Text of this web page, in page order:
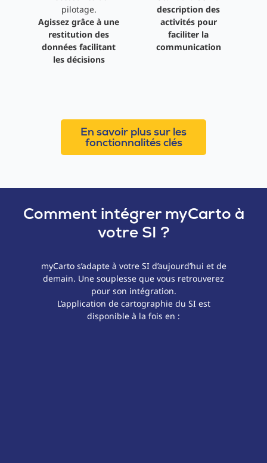
pilotage.
Agissez grâce à une
restitution des
données facilitant
les décisions
description des
activités pour
faciliter la
communication
En savoir plus sur les
fonctionnalités clés
Comment intégrer myCarto à
votre SI ?
myCarto s’adapte à votre SI d’aujourd’hui et de
demain. Une souplesse que vous retrouverez
pour son intégration.
L’application de cartographie du SI est
disponible à la fois en :